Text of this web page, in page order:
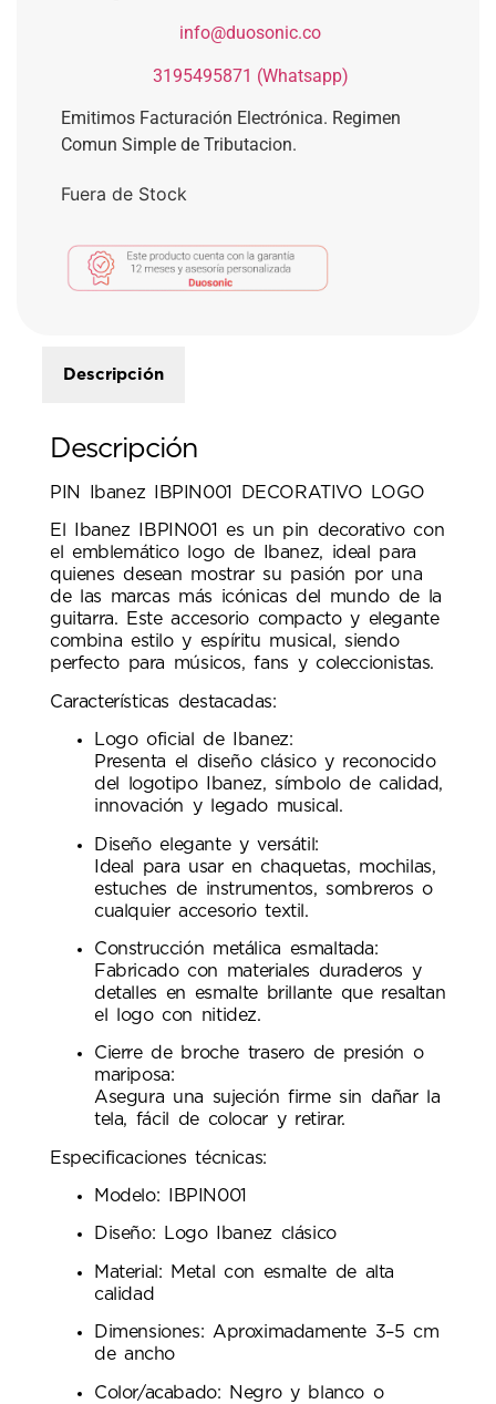
info@duosonic.co
3195495871 (Whatsapp)
Emitimos Facturación Electrónica. Regimen
Comun Simple de Tributacion.
Fuera de Stock
Descripción
Descripción
PIN Ibanez IBPIN001 DECORATIVO LOGO
El Ibanez IBPIN001 es un pin decorativo con
el emblemático logo de Ibanez, ideal para
quienes desean mostrar su pasión por una
de las marcas más icónicas del mundo de la
guitarra. Este accesorio compacto y elegante
combina estilo y espíritu musical, siendo
perfecto para músicos, fans y coleccionistas.
Características destacadas:
Logo oficial de Ibanez:
Presenta el diseño clásico y reconocido
del logotipo Ibanez, símbolo de calidad,
innovación y legado musical.
Diseño elegante y versátil:
Ideal para usar en chaquetas, mochilas,
estuches de instrumentos, sombreros o
cualquier accesorio textil.
Construcción metálica esmaltada:
Fabricado con materiales duraderos y
detalles en esmalte brillante que resaltan
el logo con nitidez.
Cierre de broche trasero de presión o
mariposa:
Asegura una sujeción firme sin dañar la
tela, fácil de colocar y retirar.
Especificaciones técnicas:
Modelo: IBPIN001
Diseño: Logo Ibanez clásico
Material: Metal con esmalte de alta
calidad
Dimensiones: Aproximadamente 3–5 cm
de ancho
Color/acabado: Negro y blanco o